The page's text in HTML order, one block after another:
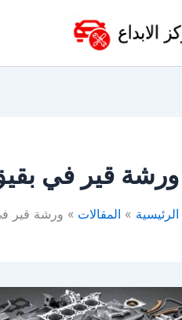
ورشة قير في
الرئيسية المقالات ورشة قير